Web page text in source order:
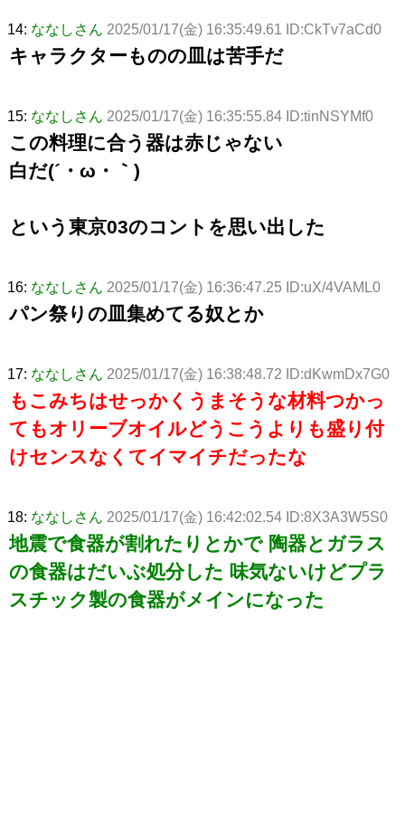
14: ななしさん 2025/01/17(金) 16:35:49.61 ID:CkTv7aCd0
キャラクターものの皿は苦手だ
15: ななしさん 2025/01/17(金) 16:35:55.84 ID:tinNSYMf0
この料理に合う器は赤じゃない
白だ(´・ω・｀)
という東京03のコントを思い出した
16: ななしさん 2025/01/17(金) 16:36:47.25 ID:uX/4VAML0
パン祭りの皿集めてる奴とか
17: ななしさん 2025/01/17(金) 16:38:48.72 ID:dKwmDx7G0
もこみちはせっかくうまそうな材料つかっ
てもオリーブオイルどうこうよりも盛り付
けセンスなくてイマイチだったな
18: ななしさん 2025/01/17(金) 16:42:02.54 ID:8X3A3W5S0
地震で食器が割れたりとかで 陶器とガラス
の食器はだいぶ処分した 味気ないけどプラ
スチック製の食器がメインになった